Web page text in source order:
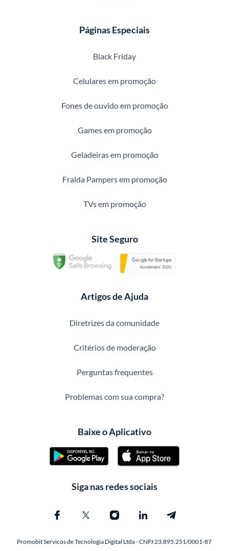
Páginas Especiais
Black Friday
Celulares em promoção
Fones de ouvido em promoção
Games em promoção
Geladeiras em promoção
Fralda Pampers em promoção
TVs em promoção
Site Seguro
Artigos de Ajuda
Diretrizes da comunidade
Critérios de moderação
Perguntas frequentes
Problemas com sua compra?
Baixe o Aplicativo
Siga nas redes sociais
Promobit Servicos de Tecnologia Digital Ltda - CNPJ 23.895.251/0001-87